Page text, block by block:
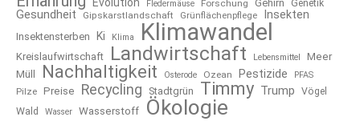
Evolution Fledermäuse Forschung Gehirn Genetik
Gesundheit Gipskarstlandschaft Grünflächenpflege Insekten
Insektensterben Ki Klima Klimawandel
Kreislaufwirtschaft Landwirtschaft Lebensmittel
Meer
Müll
Nachhaltigkeit Osterode Ozean Pestizide PFAS
Pilze Preise Recycling Stadtgrün Timmy Trump
Vögel
Wald
Wasser Wasserstoff Ökologie